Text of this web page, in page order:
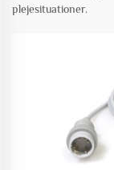
plejesituationer.